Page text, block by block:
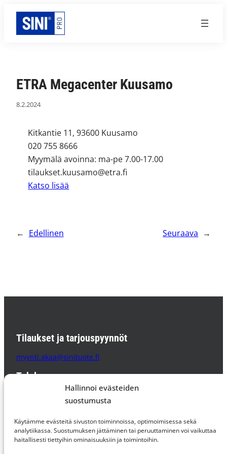
Hallinnoi evästeiden
suostumusta
Käytämme evästeitä sivuston toiminnoissa, optimoimisessa sekä
analytiikassa. Suostumuksen jättäminen tai peruuttaminen voi vaikuttaa
haitallisesti tiettyihin ominaisuuksiin ja toimintoihin.
Siirry
sisältöön
ETRA Megacenter Kuusamo
8.2.2024
Kitkantie 11, 93600 Kuusamo
020 755 8666
Myymälä avoinna: ma-pe 7.00-17.00
tilaukset.kuusamo@etra.fi
Katso lisää
← Edellinen Seuraava →
Tilaukset ja tarjouspyynnöt
myynti.akaa@sinituote.fi
Tehdas
Pätsiniementie 65
37800 AKAA
PL 85 37801 AKAA